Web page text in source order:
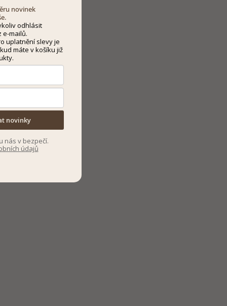
novinek
odhlásit
e-mailů.
uplatnění slevy je
máte v košíku již
novinky
nás v bezpečí.
údajů